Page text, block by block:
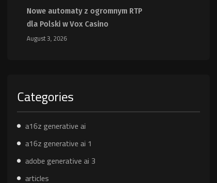
Nowe automaty z ogromnym RTP
dla Polski w Vox Casino
August 3, 2026
Categories
a16z generative ai
a16z generative ai 1
adobe generative ai 3
articles